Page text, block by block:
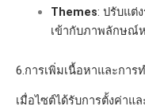
Themes: ปรับแต่
เข้ากับภาพลักษณ์
6.การเพิ่มเนื้อหาและการ
เมื่อไซต์ได้รับการตั้งค่าแ